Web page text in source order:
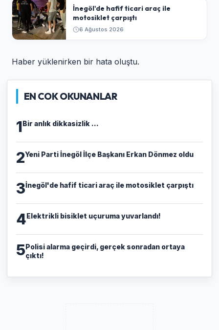
İnegöl'de hafif ticari araç ile
motosiklet çarpıştı
6 Ağustos 2026
Haber yüklenirken bir hata oluştu.
EN COK OKUNANLAR
1Bir anlık dikkasizlik ...
2Yeni Parti İnegöl İlçe Başkanı Erkan Dönmez oldu
3İnegöl'de hafif ticari araç ile motosiklet çarpıştı
4Elektrikli bisiklet uçuruma yuvarlandı!
5Polisi alarma geçirdi, gerçek sonradan ortaya
çıktı!